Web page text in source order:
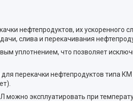
нефтепродуктов, их ускоренного
слива и перекачивания
уплотнением, что позволяет
перекачки нефтепродуктов типа КМ
эксплуатировать при